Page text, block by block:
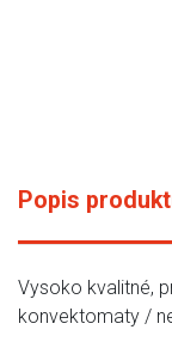
Popis
Vysoko kvalitné,
konvektomaty /